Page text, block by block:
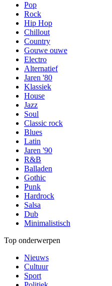
Pop
Rock
Hip Hop
Chillout
Country
Gouwe ouwe
Electro
Alternatief
Jaren '80
Klassiek
House
Jazz
Soul
Classic rock
Blues
Latin
Jaren '90
R&B
Balladen
Gothic
Punk
Hardrock
Salsa
Dub
Minimalistisch
Top onderwerpen
Nieuws
Cultuur
Sport